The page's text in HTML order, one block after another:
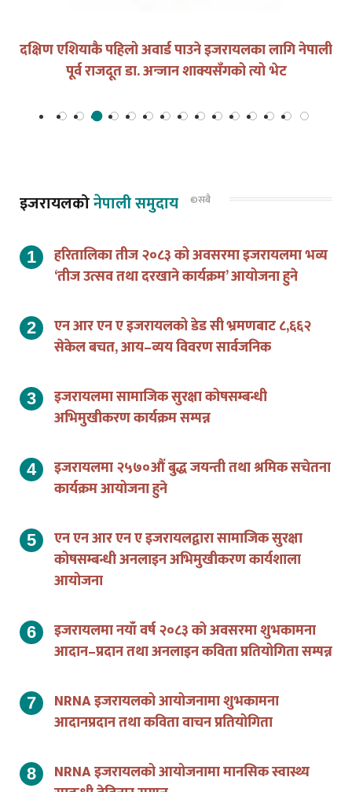
युद्धको घडीमा मौनता पनि जिम्मेवारी हो
‘तीज उत्सव तथा दरखाने कार्यक्रम’ आयोजना हुने
सेकेल बचत, आय–व्यय विवरण सार्वजनिक
अभिमुखीकरण कार्यक्रम सम्पन्न
कार्यक्रम आयोजना हुने
कोषसम्बन्धी अनलाइन अभिमुखीकरण कार्यशाला
आयोजना
आदान–प्रदान तथा अनलाइन कविता प्रतियोगिता सम्पन्न
आदानप्रदान तथा कविता वाचन प्रतियोगिता
सम्बन्धी वेबिनार सम्पन्न